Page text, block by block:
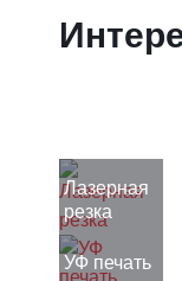
Лазерная
резка
УФ печать